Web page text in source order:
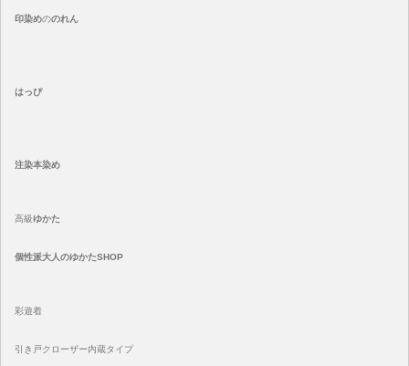
印染めののれん
はっぴ
注染本染め
高級ゆかた
個性派大人のゆかたSHOP
彩遊着
引き戸クローザー内蔵タイプ